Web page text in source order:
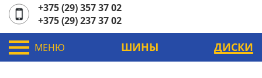
+375 (29) 357 37 02
+375 (29) 237 37 02
МЕНЮ ШИНЫ ДИСКИ